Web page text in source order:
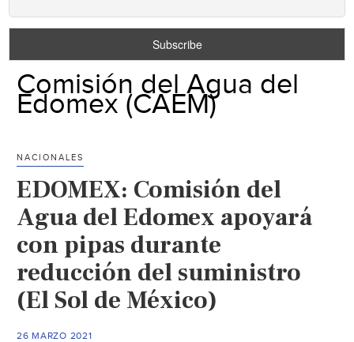
Comisión del Agua del
Edomex (CAEM)
NACIONALES
EDOMEX: Comisión del
Agua del Edomex apoyará
con pipas durante
reducción del suministro
(El Sol de México)
26 MARZO 2021